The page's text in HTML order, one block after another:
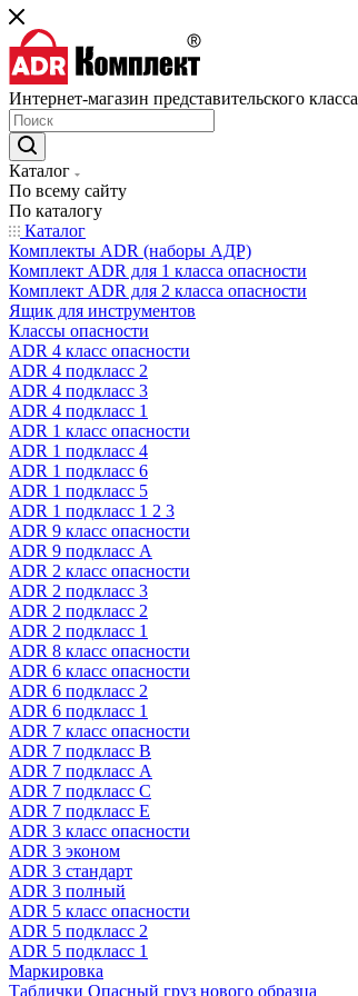
Интернет-магазин представительского класса
Каталог
По всему сайту
По каталогу
Каталог
Комплекты ADR (наборы АДР)
Комплект ADR для 1 класса опасности
Комплект ADR для 2 класса опасности
Ящик для инструментов
Классы опасности
ADR 4 класс опасности
ADR 4 подкласс 2
ADR 4 подкласс 3
ADR 4 подкласс 1
ADR 1 класс опасности
ADR 1 подкласс 4
ADR 1 подкласс 6
ADR 1 подкласс 5
ADR 1 подкласс 1 2 3
ADR 9 класс опасности
ADR 9 подкласс A
ADR 2 класс опасности
ADR 2 подкласс 3
ADR 2 подкласс 2
ADR 2 подкласс 1
ADR 8 класс опасности
ADR 6 класс опасности
ADR 6 подкласс 2
ADR 6 подкласс 1
ADR 7 класс опасности
ADR 7 подкласс B
ADR 7 подкласс A
ADR 7 подкласс C
ADR 7 подкласс E
ADR 3 класс опасности
ADR 3 эконом
ADR 3 стандарт
ADR 3 полный
ADR 5 класс опасности
ADR 5 подкласс 2
ADR 5 подкласс 1
Маркировка
Таблички Опасный груз нового образца